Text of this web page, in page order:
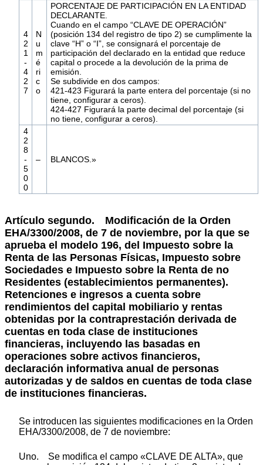
4
2
1
-
4
2
7
N
u
m
é
ri
c
o
PORCENTAJE DE PARTICIPACIÓN EN LA ENTIDAD
DECLARANTE.
Cuando en el campo “CLAVE DE OPERACIÓN”
(posición 134 del registro de tipo 2) se cumplimente la
clave “H” o “I”, se consignará el porcentaje de
participación del declarado en la entidad que reduce
capital o procede a la devolución de la prima de
emisión.
Se subdivide en dos campos:
421-423 Figurará la parte entera del porcentaje (si no
tiene, configurar a ceros).
424-427 Figurará la parte decimal del porcentaje (si
no tiene, configurar a ceros).
4
2
8
-
5
0
0
– BLANCOS.»
Artículo segundo. Modificación de la Orden
EHA/3300/2008, de 7 de noviembre, por la que se
aprueba el modelo 196, del Impuesto sobre la
Renta de las Personas Físicas, Impuesto sobre
Sociedades e Impuesto sobre la Renta de no
Residentes (establecimientos permanentes).
Retenciones e ingresos a cuenta sobre
rendimientos del capital mobiliario y rentas
obtenidas por la contraprestación derivada de
cuentas en toda clase de instituciones
financieras, incluyendo las basadas en
operaciones sobre activos financieros,
declaración informativa anual de personas
autorizadas y de saldos en cuentas de toda clase
de instituciones financieras.
Se introducen las siguientes modificaciones en la Orden
EHA/3300/2008, de 7 de noviembre:
Uno. Se modifica el campo «CLAVE DE ALTA», que